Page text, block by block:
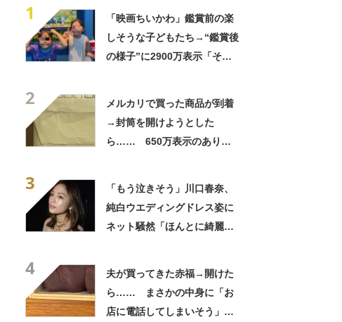
1
「映画ちいかわ」鑑賞前の楽
しそうな子どもたち→“鑑賞後
の様子”に2900万表示「そう
2
メルカリで買った商品が到着
→封筒を開けようとした
ら…… 650万表示のありえ
3
「もう泣きそう」川口春奈、
純白ウエディングドレス姿に
ネット騒然「ほんとに綺麗」
4
夫が買ってきた赤福→開けた
ら…… まさかの中身に「お
店に電話してしまいそう」